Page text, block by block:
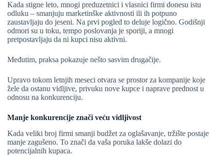
Kada stigne leto, mnogi preduzetnici i vlasnici firmi donesu istu
odluku – smanjuju marketinške aktivnosti ili ih potpuno
zaustavljaju do jeseni. Na prvi pogled to deluje logično. Godišnji
odmori su u toku, tempo poslovanja je sporiji, a mnogi
pretpostavljaju da ni kupci nisu aktivni.
Međutim, praksa pokazuje nešto sasvim drugačije.
Upravo tokom letnjih meseci otvara se prostor za kompanije koje
žele da ostanu vidljive, privuku nove kupce i naprave prednost u
odnosu na konkurenciju.
Manje konkurencije znači veću vidljivost
Kada veliki broj firmi smanji budžet za oglašavanje, tržište postaje
manje zagušeno. To znači da vaša poruka lakše dolazi do
potencijalnih kupaca.